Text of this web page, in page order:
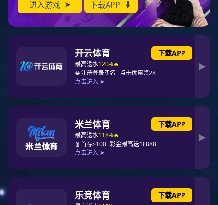
中国PG东升国际榜 门窗十大PG东升国际榜单
著名门窗PG东升国际